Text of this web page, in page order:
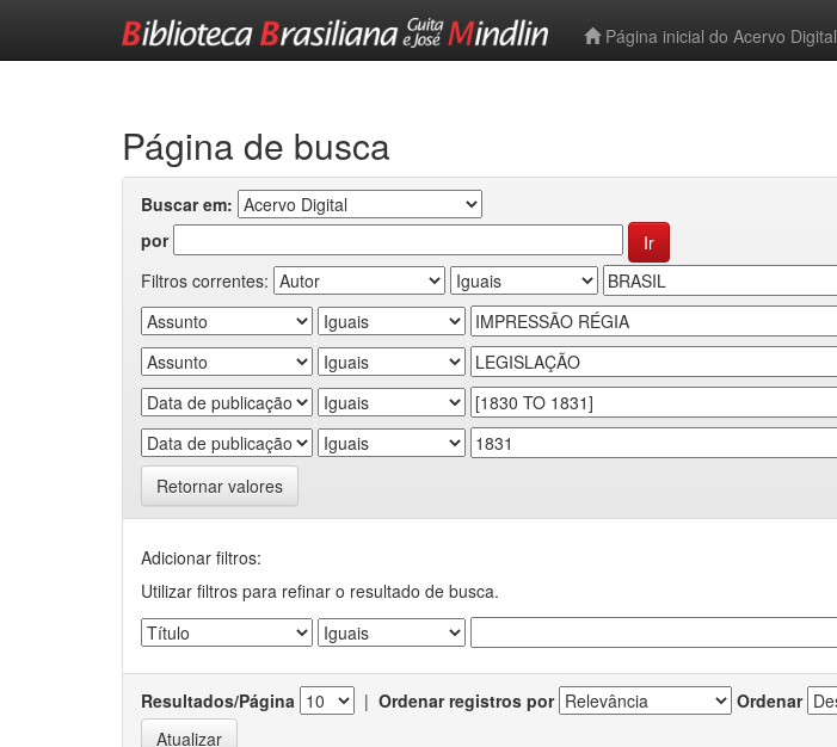
Página inicial do Acervo Digital
Página de busca
Buscar em:
por
Filtros correntes:
Retornar valores
Adicionar filtros:
Utilizar filtros para refinar o resultado de busca.
Resultados/Página | Ordenar registros por Ordenar